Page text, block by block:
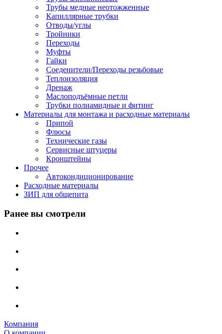
Трубы медные неотожженные
Капиллярные трубки
Отводы/углы
Тройники
Переходы
Муфты
Гайки
Соеденители/Переходы резьбовые
Теплоизоляция
Дренаж
Маслоподъёмные петли
Трубки полиамидные и фитинг
Материалы для монтажа и расходные материалы
Припой
Флюсы
Технические газы
Сервисные штуцеры
Кронштейны
Прочее
Автокондиционирование
Расходные материалы
ЗИП для общепита
Ранее вы смотрели
Компания